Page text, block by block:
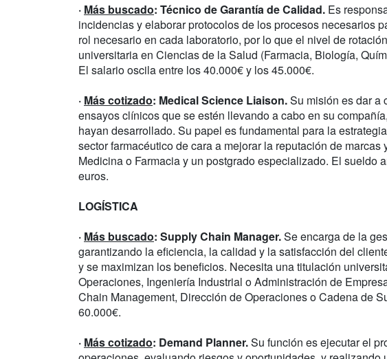
· Más buscado: Técnico de Garantía de Calidad. Es
incidencias y elaborar protocolos de los procesos necesarios
rol necesario en cada laboratorio, por lo que el nivel de
universitaria en Ciencias de la Salud (Farmacia, Biología,
El salario oscila entre los 40.000€ y los 45.000€.
· Más cotizado: Medical Science Liaison.Su misión es dar a
ensayos clínicos que se estén llevando a cabo en su
hayan desarrollado. Su papel es fundamental para la
sector farmacéutico de cara a mejorar la reputación de
Medicina o Farmacia y un postgrado especializado. El sueldo
euros.
LOGÍSTICA
· Más buscado: Supply Chain Manager.Se encarga de la
garantizando la eficiencia, la calidad y la satisfacción del
y se maximizan los beneficios. Necesita una titulación
Operaciones, Ingeniería Industrial o Administración de
Chain Management, Dirección de Operaciones o Cadena de
60.000€.
· Más cotizado: Demand Planner.Su función es ejecutar el